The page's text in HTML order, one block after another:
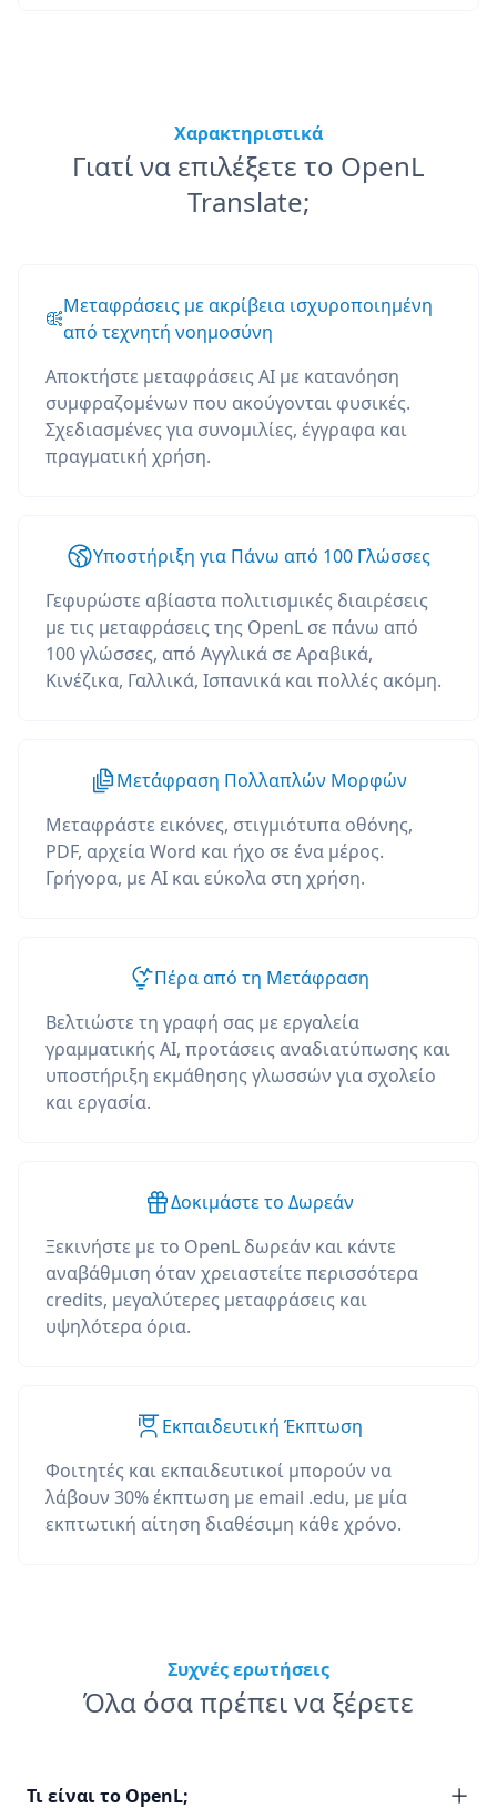
Χαρακτηριστικά
Γιατί να επιλέξετε το OpenL
Translate;
Μεταφράσεις με ακρίβεια ισχυροποιημένη
από τεχνητή νοημοσύνη
Αποκτήστε μεταφράσεις AI με κατανόηση
συμφραζομένων που ακούγονται φυσικές.
Σχεδιασμένες για συνομιλίες, έγγραφα και
πραγματική χρήση.
Υποστήριξη για Πάνω από 100 Γλώσσες
Γεφυρώστε αβίαστα πολιτισμικές διαιρέσεις
με τις μεταφράσεις της OpenL σε πάνω από
100 γλώσσες, από Αγγλικά σε Αραβικά,
Κινέζικα, Γαλλικά, Ισπανικά και πολλές ακόμη.
Μετάφραση Πολλαπλών Μορφών
Μεταφράστε εικόνες, στιγμιότυπα οθόνης,
PDF, αρχεία Word και ήχο σε ένα μέρος.
Γρήγορα, με AI και εύκολα στη χρήση.
Πέρα από τη Μετάφραση
Βελτιώστε τη γραφή σας με εργαλεία
γραμματικής AI, προτάσεις αναδιατύπωσης και
υποστήριξη εκμάθησης γλωσσών για σχολείο
και εργασία.
Δοκιμάστε το Δωρεάν
Ξεκινήστε με το OpenL δωρεάν και κάντε
αναβάθμιση όταν χρειαστείτε περισσότερα
credits, μεγαλύτερες μεταφράσεις και
υψηλότερα όρια.
Εκπαιδευτική Έκπτωση
Φοιτητές και εκπαιδευτικοί μπορούν να
λάβουν 30% έκπτωση με email .edu, με μία
εκπτωτική αίτηση διαθέσιμη κάθε χρόνο.
Συχνές ερωτήσεις
Όλα όσα πρέπει να ξέρετε
Τι είναι το OpenL;